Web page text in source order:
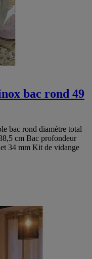
bac rond 49
bac rond diamètre total
cm Bac profondeur
34 mm Kit de vidange